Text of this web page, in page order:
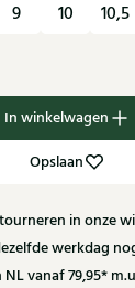
9 10 10,5
In winkelwagen
Opslaan
in onze
werkdag
NL vanaf 79,95*